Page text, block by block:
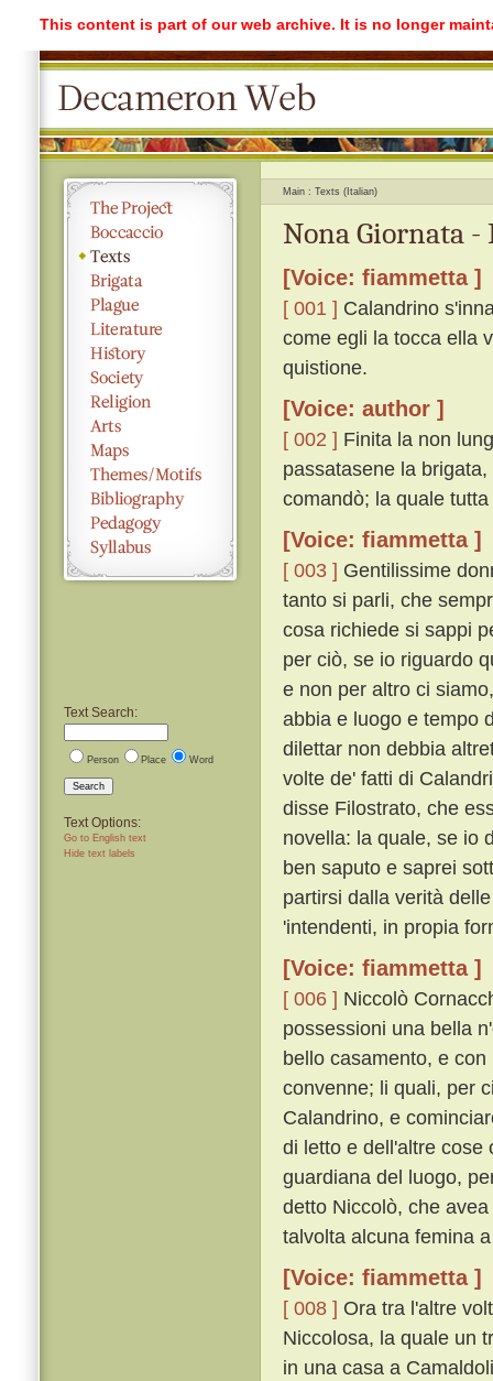
This content is part of our web archive. It is no longer
Text Search:
Person Place Word
Search
Text Options:
Go to English text
Hide text labels
Main Texts (Italian)
Nona Giornata
[Voice: fiammetta ]
[ 001 ] Calandrino
come egli la tocca ella
quistione.
[Voice: author ]
[ 002 ] Finita la non
passatasene la
comandò; la quale
[Voice: fiammetta ]
[ 003 ] Gentilissime
tanto si parli, che
cosa richiede si sappi
per ciò, se io riguardo
e non per altro ci
abbia e luogo e tempo
dilettar non debbia
volte de' fatti di
disse Filostrato, che
novella: la quale, se io
ben saputo e saprei
partirsi dalla verità
'intendenti, in propia
[Voice: fiammetta ]
[ 006 ] Niccolò
possessioni una bella
bello casamento, e
convenne; li quali, per
Calandrino, e
di letto e dell'altre cose
guardiana del luogo,
detto Niccolò, che
talvolta alcuna femina
[Voice: fiammetta ]
[ 008 ] Ora tra l'altre
Niccolosa, la quale un
in una casa a